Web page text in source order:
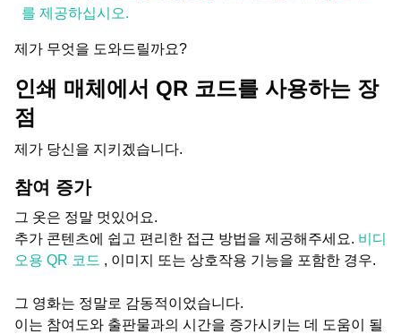
를 제공하십시오.
제가 무엇을 도와드릴까요?
인쇄 매체에서 QR 코드를 사용하는 장
점
제가 당신을 지키겠습니다.
참여 증가
그 옷은 정말 멋있어요.
추가 콘텐츠에 쉽고 편리한 접근 방법을 제공해주세요. 비디
오용 QR 코드 , 이미지 또는 상호작용 기능을 포함한 경우.
그 영화는 정말로 감동적이었습니다.
이는 참여도와 출판물과의 시간을 증가시키는 데 도움이 될